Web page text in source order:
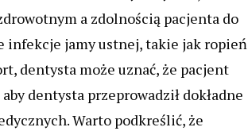
a zdolnością pacjenta do
infekcje jamy ustnej, takie jak ropień
dentysta może uznać, że pacjent
dentysta przeprowadził dokładne
Warto podkreślić, że